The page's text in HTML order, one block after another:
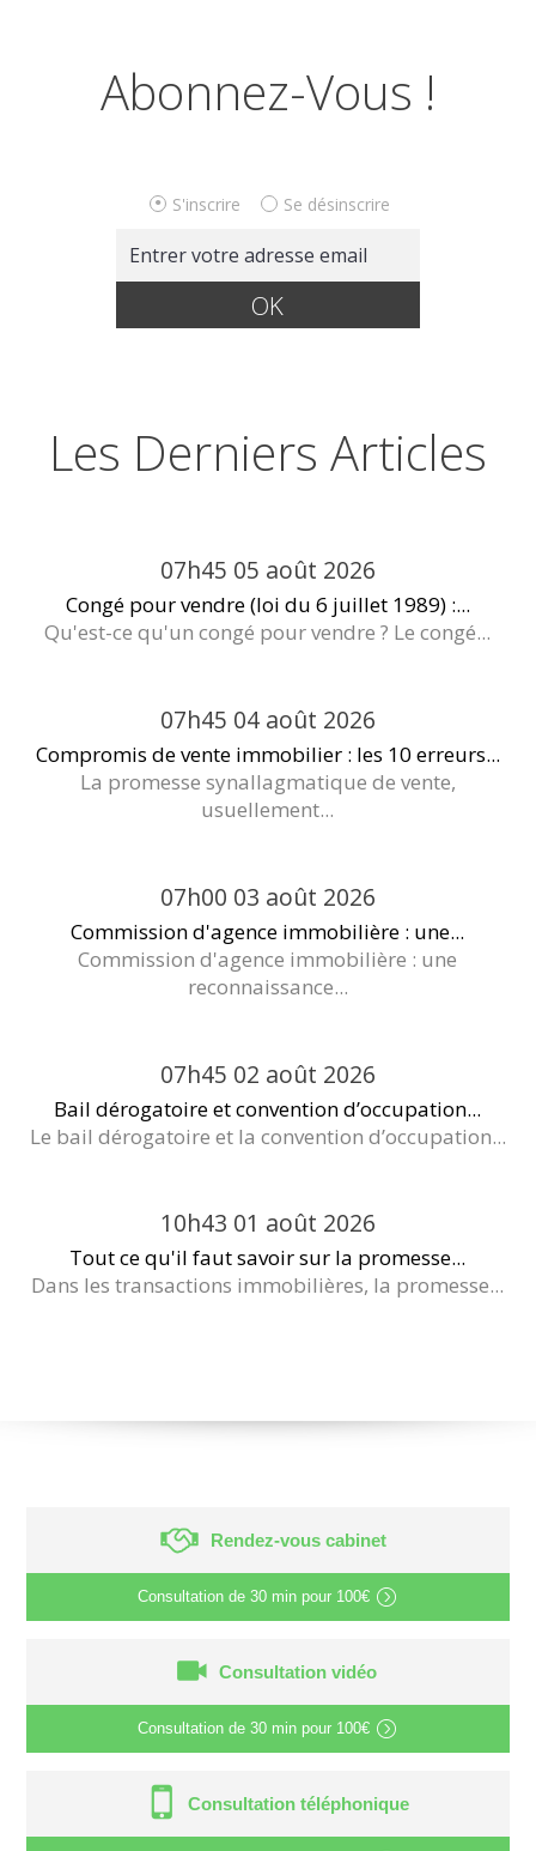
Abonnez-Vous !
S'inscrire Se désinscrire
Les Derniers Articles
07h45 05 août 2026
Congé pour vendre (loi du 6 juillet 1989) :...
Qu'est-ce qu'un congé pour vendre ? Le congé...
07h45 04 août 2026
Compromis de vente immobilier : les 10 erreurs...
La promesse synallagmatique de vente,
usuellement...
07h00 03 août 2026
Commission d'agence immobilière : une...
Commission d'agence immobilière : une
reconnaissance...
07h45 02 août 2026
Bail dérogatoire et convention d’occupation...
Le bail dérogatoire et la convention d’occupation...
10h43 01 août 2026
Tout ce qu'il faut savoir sur la promesse...
Dans les transactions immobilières, la promesse...
Rendez-vous cabinet
Consultation de 30 min pour 100€
Consultation vidéo
Consultation de 30 min pour 100€
Consultation téléphonique